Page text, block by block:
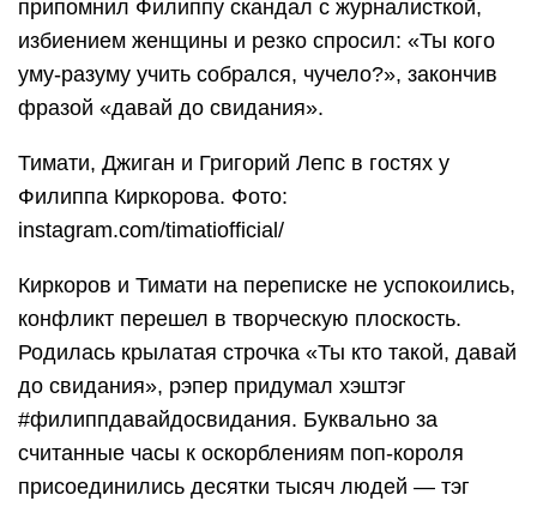
припомнил Филиппу скандал с журналисткой,
избиением женщины и резко спросил: «Ты кого
уму-разуму учить собрался, чучело?», закончив
фразой «давай до свидания».
Тимати, Джиган и Григорий Лепс в гостях у
Филиппа Киркорова. Фото:
instagram.com/timatiofficial/
Киркоров и Тимати на переписке не успокоились,
конфликт перешел в творческую плоскость.
Родилась крылатая строчка «Ты кто такой, давай
до свидания», рэпер придумал хэштэг
#филиппдавайдосвидания. Буквально за
считанные часы к оскорблениям поп-короля
присоединились десятки тысяч людей — тэг